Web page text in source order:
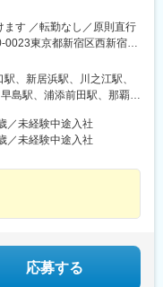
南柏駅、明大前駅、塚原
ウン中央駅、柏駅、西小
浜駅、藤沢駅、雑色駅、
、西葛西駅、逗子駅、宮
真岡駅、伊勢原駅、淵野
駅、学園前駅(奈良県)、上
東伏見駅、下総中山駅、
江橋駅、宇都宮駅東口駅
す ／転勤なし／原則直行
0023東京都新宿区西新宿五
タワー3階※転居を伴う転
23区、関東のプロジェク
、新居浜駅、川之江駅、
島駅、浦添前田駅、那覇空
(奈良線)、久津川駅、山城
県)、前橋大島駅、広駅、
駅、赤湯駅、奈古駅、日野
字駅、扇田駅、三ツ境駅、
石橋駅(長崎県)、上田駅、小
駅、石井駅(徳島県)、南小
／未経験中途入社
／未経験中途入社
応募する